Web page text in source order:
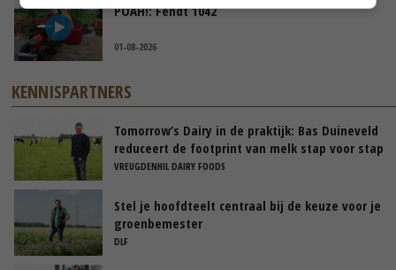
POAH!: Fendt 1042
01-08-2026
KENNISPARTNERS
Tomorrow’s Dairy in de praktijk: Bas Duineveld
reduceert de footprint van melk stap voor stap
VREUGDENHIL DAIRY FOODS
Stel je hoofdteelt centraal bij de keuze voor je
groenbemester
DLF